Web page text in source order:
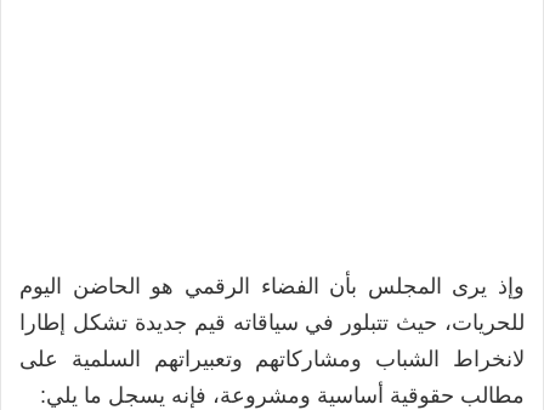
وإذ يرى المجلس بأن الفضاء الرقمي هو الحاضن اليوم
للحريات، حيث تتبلور في سياقاته قيم جديدة تشكل إطارا
لانخراط الشباب ومشاركاتهم وتعبيراتهم السلمية على
مطالب حقوقية أساسية ومشروعة، فإنه يسجل ما يلي: